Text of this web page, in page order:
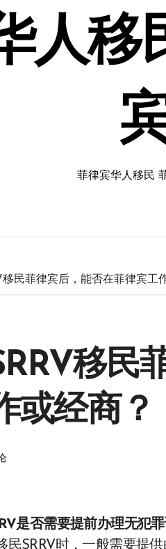
人移
菲律宾华人移民
民菲律宾后，能否在菲律宾工
移民
或经商？
是否需要提前办理无犯
民SRRV时，一般需要提